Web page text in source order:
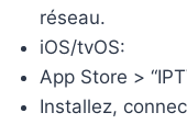
réseau.
iOS/tvOS:
App Store >
Installez,